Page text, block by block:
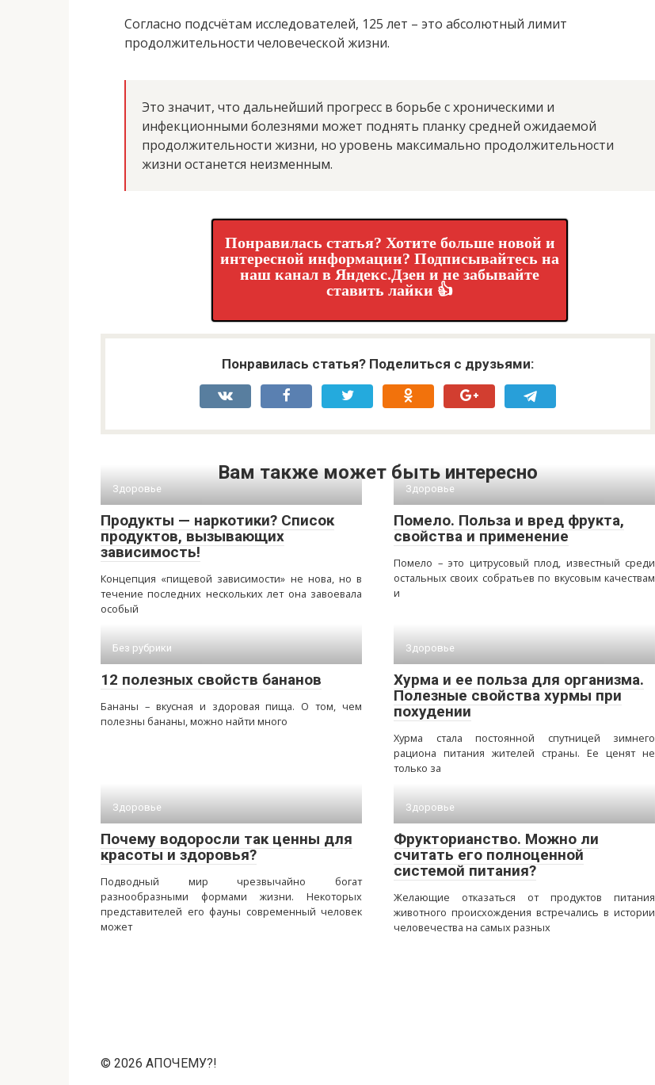
Согласно подсчётам исследователей, 125 лет – это абсолютный лимит
продолжительности человеческой жизни.
Это значит, что дальнейший прогресс в борьбе с хроническими и
инфекционными болезнями может поднять планку средней ожидаемой
продолжительности жизни, но уровень максимально продолжительности
жизни останется неизменным.
Понравилась статья? Хотите больше новой и
интересной информации? Подписывайтесь на
наш канал в Яндекс.Дзен и не забывайте
ставить лайки 👍
Понравилась статья? Поделиться с друзьями:
Вам также может быть интересно
Здоровье
Продукты — наркотики? Список
продуктов, вызывающих
зависимость!
Концепция «пищевой зависимости» не нова, но в
течение последних нескольких лет она завоевала
особый
Здоровье
Помело. Польза и вред фрукта,
свойства и применение
Помело – это цитрусовый плод, известный среди
остальных своих собратьев по вкусовым качествам
и
Без рубрики
12 полезных свойств бананов
Бананы – вкусная и здоровая пища. О том, чем
полезны бананы, можно найти много
Здоровье
Хурма и ее польза для организма.
Полезные свойства хурмы при
похудении
Хурма стала постоянной спутницей зимнего
рациона питания жителей страны. Ее ценят не
только за
Здоровье
Почему водоросли так ценны для
красоты и здоровья?
Подводный мир чрезвычайно богат
разнообразными формами жизни. Некоторых
представителей его фауны современный человек
может
Здоровье
Фрукторианство. Можно ли
считать его полноценной
системой питания?
Желающие отказаться от продуктов питания
животного происхождения встречались в истории
человечества на самых разных
© 2026 АПОЧЕМУ?!